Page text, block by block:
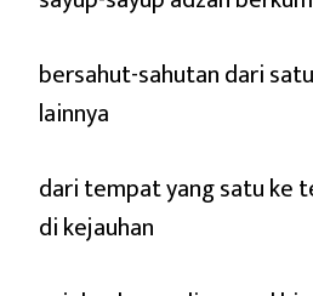
bersahut-sahutan dari
lainnya
dari tempat yang satu ke
di kejauhan